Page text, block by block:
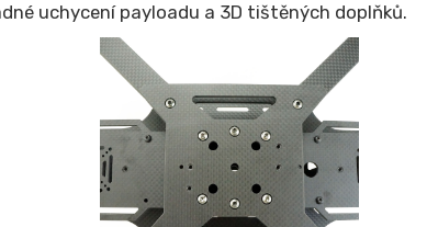
uchycení payloadu a 3D tištěných doplňků.